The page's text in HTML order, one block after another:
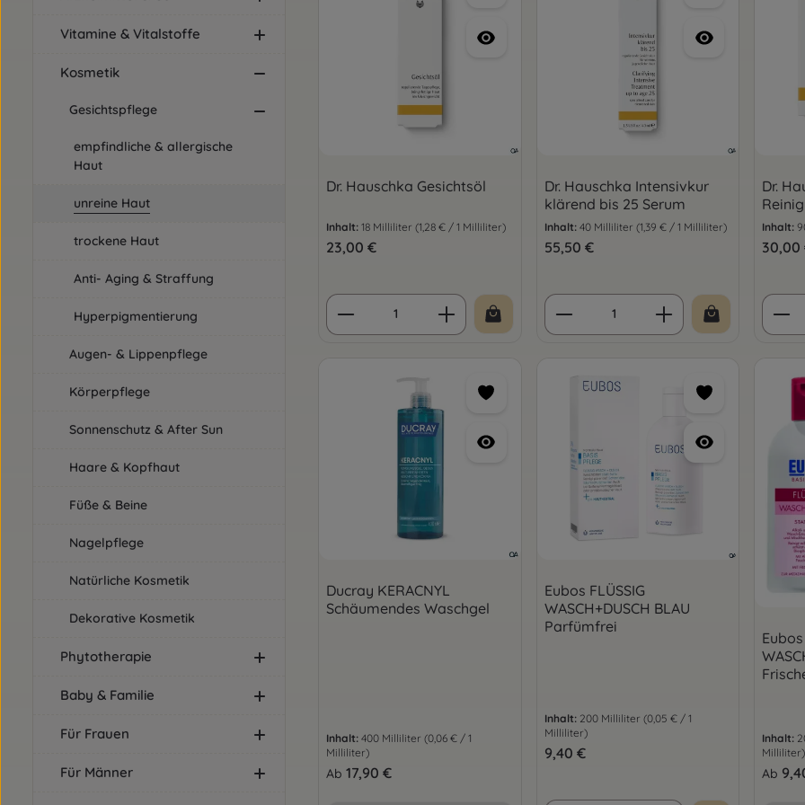
Vitamine & Vitalstoffe
Kosmetik
Gesichtspflege
empfindliche & allergische
Haut
unreine Haut
trockene Haut
Anti- Aging & Straffung
Hyperpigmentierung
Augen- & Lippenpflege
Körperpflege
Sonnenschutz & After Sun
Haare & Kopfhaut
Füße & Beine
Nagelpflege
Natürliche Kosmetik
Dekorative Kosmetik
Phytotherapie
Baby & Familie
Für Frauen
Für Männer
Dr. Hauschka Gesichtsöl
Inhalt: 18 Milliliter (1,28 € / 1 Milliliter)
Regulärer Preis:
23,00 €
Produkt Anzahl: Gib den gewünschten Wert
Dr. Hauschka Intensivkur
klärend bis 25 Serum
Inhalt: 40 Milliliter (1,39 € / 1 Milliliter)
Regulärer Preis:
55,50 €
Produkt Anzahl: Gib den
Dr.
Inhalt:
30,00
Ducray KERACNYL
Schäumendes Waschgel
Inhalt: 400 Milliliter (0,06 € / 1
Milliliter)
Regulärer Preis:
Ab 17,90 €
Eubos FLÜSSIG
WASCH+DUSCH BLAU
Parfümfrei
Inhalt: 200 Milliliter (0,05 € / 1
Milliliter)
Regulärer Preis:
9,40 €
Eubos
Inhalt:
Milliliter)
Ab